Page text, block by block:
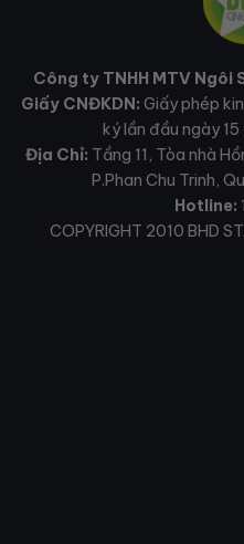
Công ty TNHH MTV Ngôi
Giấy CNĐKDN: Giấy phép
ký lần đầu ngày
Địa Chỉ: Tầng 11, Tòa nhà
P.Phan Chu Trinh,
Hotline:
COPYRIGHT 2010 BHD